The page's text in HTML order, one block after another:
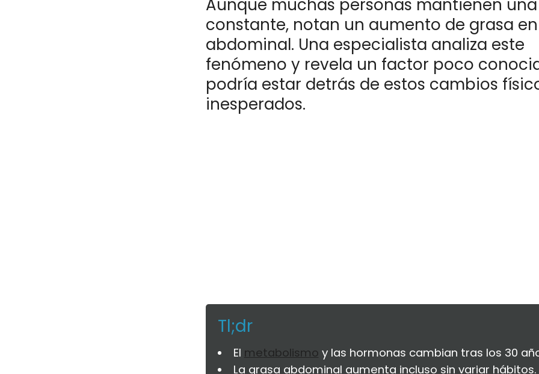
Aunque muchas personas mantienen
constante, notan un aumento de grasa
abdominal. Una especialista analiza este
fenómeno y revela un factor poco
podría estar detrás de estos cambios
inesperados.
Tl;dr
El metabolismo y las hormonas cambian tras los 30
La grasa abdominal aumenta incluso sin variar hábitos.